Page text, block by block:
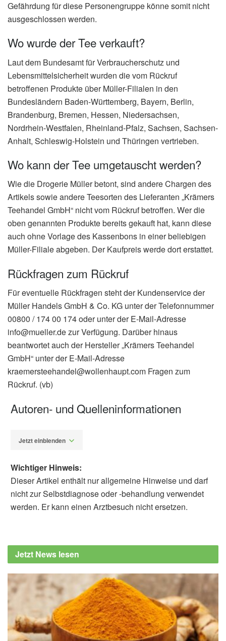
Gefährdung für diese Personengruppe könne somit nicht
ausgeschlossen werden.
Wo wurde der Tee verkauft?
Laut dem Bundesamt für Verbraucherschutz und
Lebensmittelsicherheit wurden die vom Rückruf
betroffenen Produkte über Müller-Filialen in den
Bundesländern Baden-Württemberg, Bayern, Berlin,
Brandenburg, Bremen, Hessen, Niedersachsen,
Nordrhein-Westfalen, Rheinland-Pfalz, Sachsen, Sachsen-
Anhalt, Schleswig-Holstein und Thüringen vertrieben.
Wo kann der Tee umgetauscht werden?
Wie die Drogerie Müller betont, sind andere Chargen des
Artikels sowie andere Teesorten des Lieferanten „Krämers
Teehandel GmbH“ nicht vom Rückruf betroffen. Wer die
oben genannten Produkte bereits gekauft hat, kann diese
auch ohne Vorlage des Kassenbons in einer beliebigen
Müller-Filiale abgeben. Der Kaufpreis werde dort erstattet.
Rückfragen zum Rückruf
Für eventuelle Rückfragen steht der Kundenservice der
Müller Handels GmbH & Co. KG unter der Telefonnummer
00800 / 174 00 174 oder unter der E-Mail-Adresse
info@mueller.de zur Verfügung. Darüber hinaus
beantwortet auch der Hersteller „Krämers Teehandel
GmbH“ unter der E-Mail-Adresse
kraemersteehandel@wollenhaupt.com Fragen zum
Rückruf. (vb)
Autoren- und Quelleninformationen
Jetzt einblenden
Lebensmittelsicherheit: Rückruf „Teestube
Früchtetee Süße Mandel“ (veröffentlicht:
Wichtiger Hinweis:
Dieser Artikel enthält nur allgemeine Hinweise und darf
nicht zur Selbstdiagnose oder -behandlung verwendet
werden. Er kann einen Arztbesuch nicht ersetzen.
Jetzt News lesen